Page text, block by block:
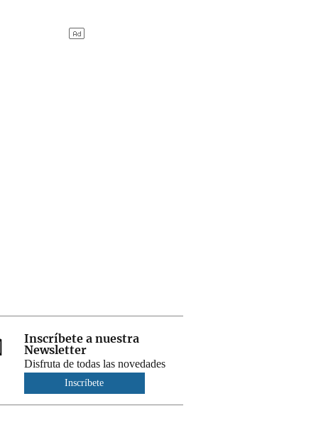
Inscríbete a nuestra
Newsletter
Disfruta de todas las novedades
Inscríbete